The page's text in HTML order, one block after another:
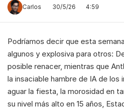
Carlos 30/5/26 4:59
Podríamos decir que esta
algunos y explosiva para otros:
posible renacer, mientras que
la insaciable hambre de IA de los
aguar la fiesta, la morosidad en
su nivel más alto en 15 años,